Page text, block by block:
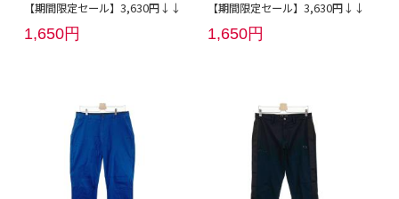
【期間限定セール】3,630円↓↓
1,650円
【期間限定セール】3,630円↓↓
1,650円